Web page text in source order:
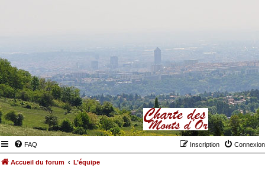
FAQ Connexion
Inscription
Accueil du forum L’équipe